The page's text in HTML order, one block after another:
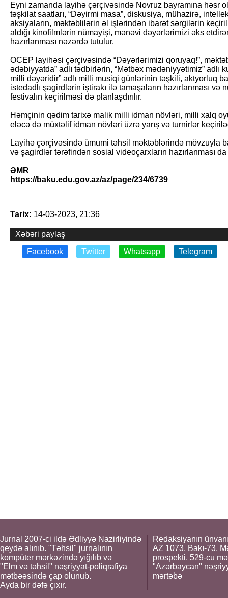
Eyni zamanda layihə çərçivəsində Novruz bayramına həsr
təşkilat saatları, “Dəyirmi masa”, diskusiya, mühazirə,
aksiyaların, məktəblilərin əl işlərindən ibarət sərgilərin
aldığı kinofilmlərin nümayişi, mənəvi dəyərlərimizi əks
hazırlanması nəzərdə tutulur.
OCEP layihəsi çərçivəsində “Dəyərlərimizi qoruyaq!”,
ədəbiyyatda” adlı tədbirlərin, “Mətbəx mədəniyyətimiz” adlı
milli dəyəridir” adlı milli musiqi günlərinin təşkili, aktyorluq
istedadlı şagirdlərin iştirakı ilə tamaşaların hazırlanması və
festivalın keçirilməsi də planlaşdırılır.
Həmçinin qədim tarixə malik milli idman növləri, milli xalq
eləcə də müxtəlif idman növləri üzrə yarış və turnirlər
Layihə çərçivəsində ümumi təhsil məktəblərində mövzuyla
və şagirdlər tərəfindən sosial videoçarxların hazırlanması
ƏMR
https://baku.edu.gov.az/az/page/234/6739
Tarix: 14-03-2023, 21:36
Xəbəri paylaş
Facebook
Twitter Whatsapp Telegram
Jurnal 2007-ci ildə Ədliyyə Nazirliyində
qeydə alınıb. "Təhsil" jurnalının
kompüter mərkəzində yığılıb və
"Elm və təhsil" nəşriyyat-poliqrafiya
mətbəəsində çap olunub.
Ayda bir dəfə çıxır.
Redaksiyanın
AZ 1073, Bakı-73,
prospekti, 529-cu
"Azərbaycan"
mərtəbə